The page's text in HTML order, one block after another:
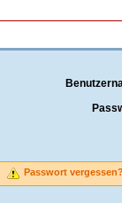
Passwort